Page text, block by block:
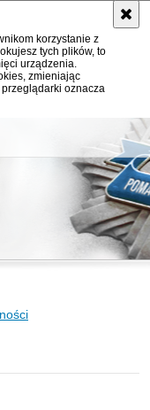
korzystanie z
tych plików, to
urządzenia.
zmieniając
oznacza